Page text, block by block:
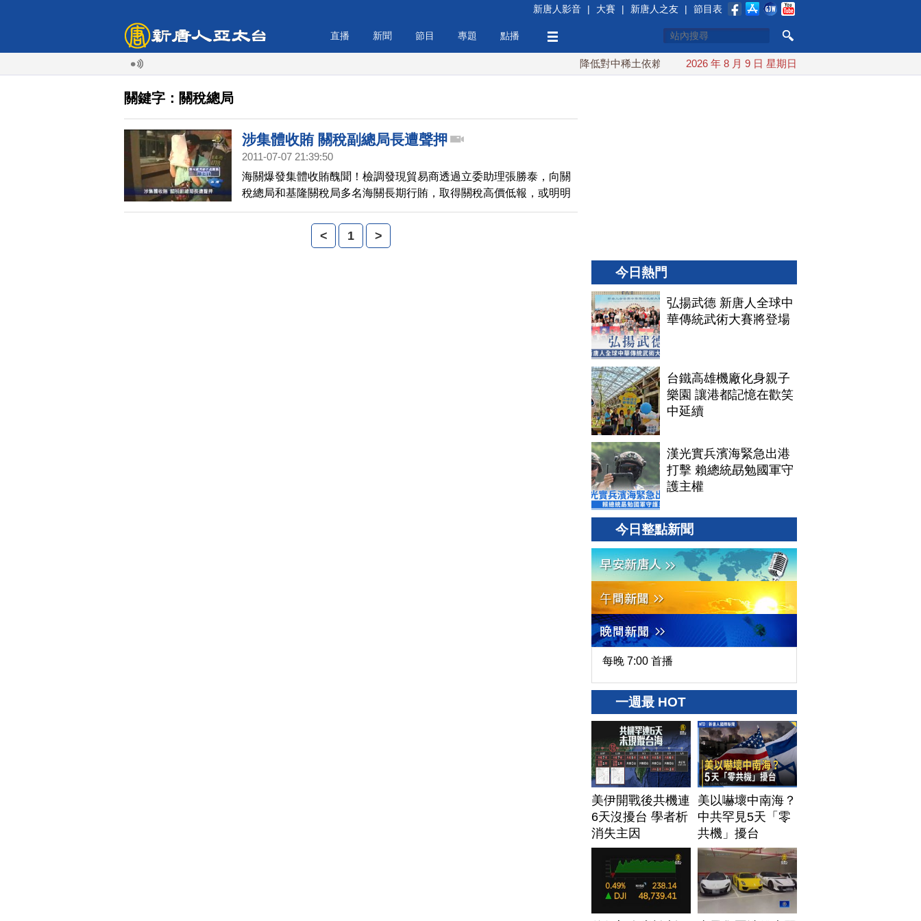
新唐人影音 | 大賽 | 新唐人之友 | 節目表
直播 新聞 節目 專題 點播
降低對中稀土依賴 川普宣布礦業投資20億美元
2026 年 8 月 9 日 星期日
關鍵字：關稅總局
涉集體收賄 關稅副總局長遭聲押
2011-07-07 21:39:50
海關爆發集體收賄醜聞！檢調發現貿易商透過立委助理張勝泰，向關
稅總局和基隆關稅局多名海關長期行賄，取得關稅高價低報，或明明
是違禁品竟然可以放行的權利。
< 1 >
今日熱門
弘揚武德 新唐人全球中
華傳統武術大賽將登場
台鐵高雄機廠化身親子
樂園 讓港都記憶在歡笑
中延續
漢光實兵濱海緊急出港
打擊 賴總統勗勉國軍守
護主權
今日整點新聞
每晚 7:00 首播
一週最 HOT
美伊開戰後共機連
6天沒擾台 學者析
消失主因
美以嚇壞中南海？
中共罕見5天「零
共機」擾台